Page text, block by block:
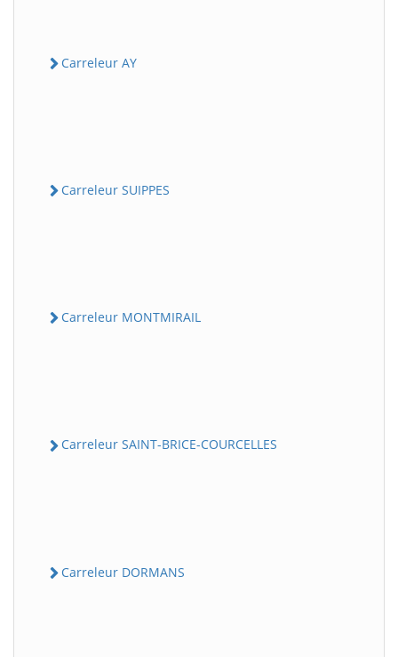
Carreleur AY
Carreleur SUIPPES
Carreleur MONTMIRAIL
Carreleur SAINT-BRICE-COURCELLES
Carreleur DORMANS